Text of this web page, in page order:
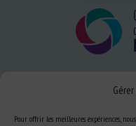
Pour offrir les meilleures expériences,